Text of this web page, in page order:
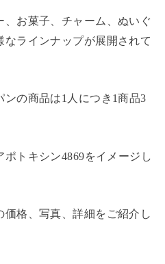
、お菓子、チャーム、ぬいぐ
なラインナップが展開されて
の商品は1人につき1商品3
トキシン4869をイメージし
価格、写真、詳細をご紹介し